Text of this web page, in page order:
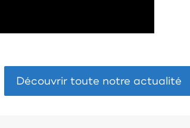
Découvrir toute notre actualité